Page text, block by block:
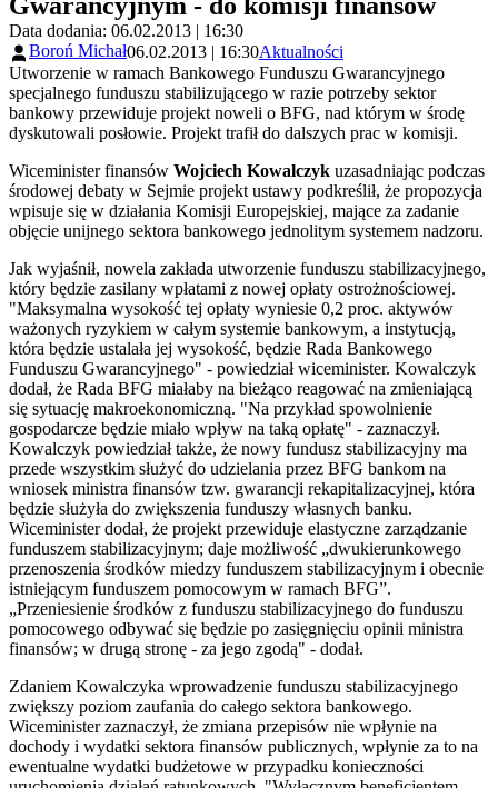
Gwarancyjnym - do komisji finansów
Data dodania: 06.02.2013 | 16:30
Boroń Michał06.02.2013 | 16:30Aktualności
Utworzenie w ramach Bankowego Funduszu Gwarancyjnego
specjalnego funduszu stabilizującego w razie potrzeby sektor
bankowy przewiduje projekt noweli o BFG, nad którym w środę
dyskutowali posłowie. Projekt trafił do dalszych prac w komisji.
Wiceminister finansów Wojciech Kowalczyk uzasadniając podczas
środowej debaty w Sejmie projekt ustawy podkreślił, że propozycja
wpisuje się w działania Komisji Europejskiej, mające za zadanie
objęcie unijnego sektora bankowego jednolitym systemem nadzoru.
Jak wyjaśnił, nowela zakłada utworzenie funduszu stabilizacyjnego,
który będzie zasilany wpłatami z nowej opłaty ostrożnościowej.
"Maksymalna wysokość tej opłaty wyniesie 0,2 proc. aktywów
ważonych ryzykiem w całym systemie bankowym, a instytucją,
która będzie ustalała jej wysokość, będzie Rada Bankowego
Funduszu Gwarancyjnego" - powiedział wiceminister. Kowalczyk
dodał, że Rada BFG miałaby na bieżąco reagować na zmieniającą
się sytuację makroekonomiczną. "Na przykład spowolnienie
gospodarcze będzie miało wpływ na taką opłatę" - zaznaczył.
Kowalczyk powiedział także, że nowy fundusz stabilizacyjny ma
przede wszystkim służyć do udzielania przez BFG bankom na
wniosek ministra finansów tzw. gwarancji rekapitalizacyjnej, która
będzie służyła do zwiększenia funduszy własnych banku.
Wiceminister dodał, że projekt przewiduje elastyczne zarządzanie
funduszem stabilizacyjnym; daje możliwość „dwukierunkowego
przenoszenia środków miedzy funduszem stabilizacyjnym i obecnie
istniejącym funduszem pomocowym w ramach BFG”.
„Przeniesienie środków z funduszu stabilizacyjnego do funduszu
pomocowego odbywać się będzie po zasięgnięciu opinii ministra
finansów; w drugą stronę - za jego zgodą" - dodał.
Zdaniem Kowalczyka wprowadzenie funduszu stabilizacyjnego
zwiększy poziom zaufania do całego sektora bankowego.
Wiceminister zaznaczył, że zmiana przepisów nie wpłynie na
dochody i wydatki sektora finansów publicznych, wpłynie za to na
ewentualne wydatki budżetowe w przypadku konieczności